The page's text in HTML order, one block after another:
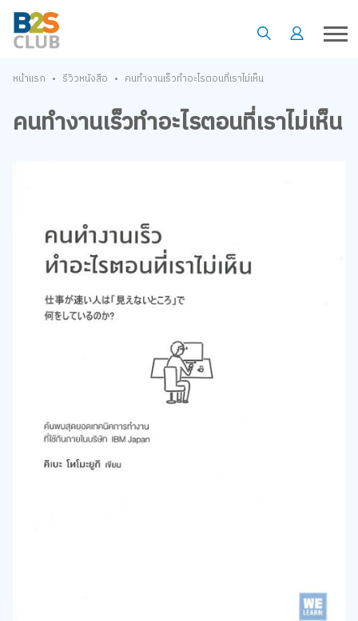
หน้าแรก • รีวิวหนังสือ • คนทำงานเร็วทำอะไรตอนที่เราไม่เห็น
คนทำงานเร็วทำอะไรตอนที่เราไม่เห็น